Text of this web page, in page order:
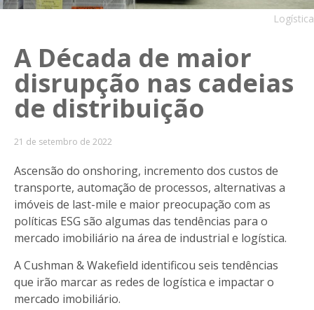
Logística
A Década de maior
disrupção nas cadeias
de distribuição
21 de setembro de 2022
Ascensão do onshoring, incremento dos custos de
transporte, automação de processos, alternativas a
imóveis de last-mile e maior preocupação com as
políticas ESG são algumas das tendências para o
mercado imobiliário na área de industrial e logística.
A Cushman & Wakefield identificou seis tendências
que irão marcar as redes de logística e impactar o
mercado imobiliário.